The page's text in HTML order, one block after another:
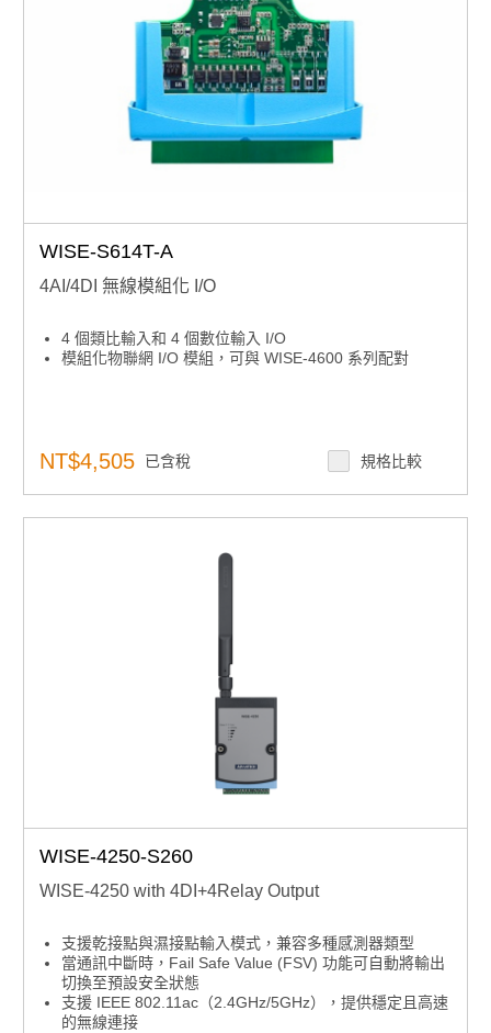
WISE-S614T-A
4AI/4DI 無線模組化 I/O
4 個類比輸入和 4 個數位輸入 I/O
模組化物聯網 I/O 模組，可與 WISE-4600 系列配對
NT$4,505 已含稅 規格比較
WISE-4250-S260
WISE-4250 with 4DI+4Relay Output
支援乾接點與濕接點輸入模式，兼容多種感測器類型
當通訊中斷時，Fail Safe Value (FSV) 功能可自動將輸出
切換至預設安全狀態
支援 IEEE 802.11ac（2.4GHz/5GHz），提供穩定且高速
的無線連接